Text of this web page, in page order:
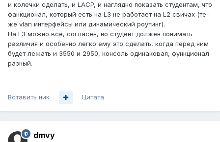
и колечки сделать, и LACP, и наглядно показать студентам, что
фанкционал, который есть на L3 не работает на L2 свичах (те-
же vlan интерфейсы или динамический роутинг).
На L3 можно всё, согласен, но студент должен понимать
различия и особенно легко ему это сделать, когда перед ним
будет лежать и 3550 и 2950, консоль одинаковая, функционал
разный.
Вставить ник Цитата
dmvy